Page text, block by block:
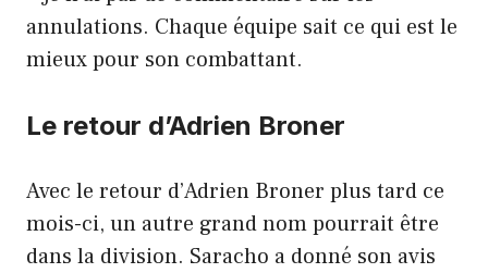
annulations. Chaque équipe sait ce qui est le
mieux pour son combattant.
Le retour d’Adrien Broner
Avec le retour d’Adrien Broner plus tard ce
mois-ci, un autre grand nom pourrait être
dans la division. Saracho a donné son avis